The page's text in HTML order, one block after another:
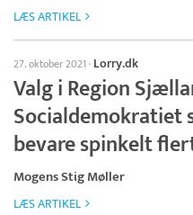
LÆS ARTIKEL
27. oktober 2021· Lorry.dk
Valg i Region
bevare spinkelt
Mogens Stig Møller
LÆS ARTIKEL